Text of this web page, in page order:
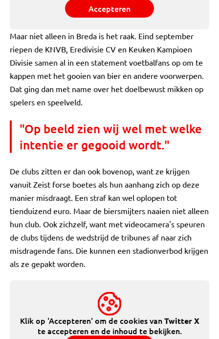
Accepteren
Maar niet alleen in Breda is het raak. Eind september
riepen de KNVB, Eredivisie CV en Keuken Kampioen
Divisie samen al in een statement voetbalfans op om te
kappen met het gooien van bier en andere voorwerpen.
Dat ging dan met name over het doelbewust mikken op
spelers en speelveld.
"Op beeld zien wij wel met welke
intentie er gegooid wordt."
De clubs zitten er dan ook bovenop, want ze krijgen
vanuit Zeist forse boetes als hun aanhang zich op deze
manier misdraagt. Een straf kan wel oplopen tot
tienduizend euro. Maar de biersmijters naaien niet alleen
hun club. Ook zichzelf, want met videocamera's speuren
de clubs tijdens de wedstrijd de tribunes af naar zich
misdragende fans. Die kunnen een stadionverbod krijgen
als ze gepakt worden.
Klik op 'Accepteren' om de cookies vanTwitter X
te accepteren en de inhoud te bekijken.